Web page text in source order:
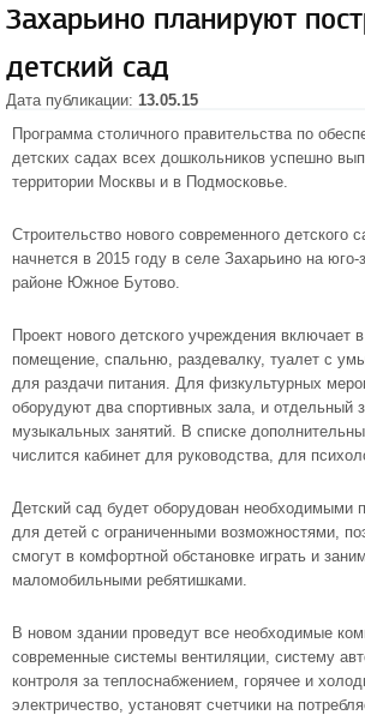
Захарьино планируют
детский сад
Дата публикации: 13.05.15
Программа столичного правительства по
детских садах всех дошкольников успешно
территории Москвы и в Подмосковье.
Строительство нового современного детского
начнется в 2015 году в селе Захарьино на юго-
районе Южное Бутово.
Проект нового детского учреждения включает
помещение, спальню, раздевалку, туалет с
для раздачи питания. Для физкультурных
оборудуют два спортивных зала, и отдельный
музыкальных занятий. В списке
числится кабинет для руководства, для
Детский сад будет оборудован необходимыми
для детей с ограниченными возможностями,
смогут в комфортной обстановке играть и
маломобильными ребятишками.
В новом здании проведут все необходимые
современные системы вентиляции, систему
контроля за теплоснабжением, горячее и
электричество, установят счетчики на